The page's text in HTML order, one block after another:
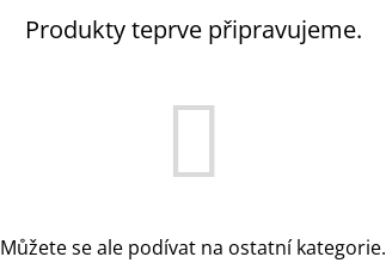
Produkty teprve připravujeme.
Můžete se ale podívat na ostatní kategorie.